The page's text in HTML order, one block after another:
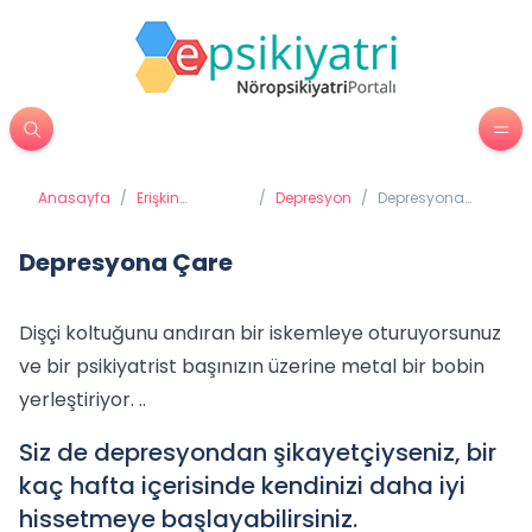
Anasayfa / Erişkin
/ Depresyon / Depresyona
Depresyona Çare
Dişçi koltuğunu andıran bir iskemleye oturuyorsunuz
ve bir psikiyatrist başınızın üzerine metal bir bobin
yerleştiriyor. ..
Siz de depresyondan şikayetçiyseniz, bir
kaç hafta içerisinde kendinizi daha iyi
hissetmeye başlayabilirsiniz.